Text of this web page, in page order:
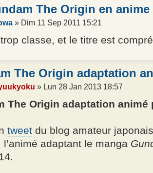
The Origin en anime
» Dim 11 Sep 2011 15:21
classe, et le titre est
The Origin adaptation
» Lun 28 Jan 2013 18:57
The Origin adaptation animé
tweet du blog amateur
l’animé adaptant le manga